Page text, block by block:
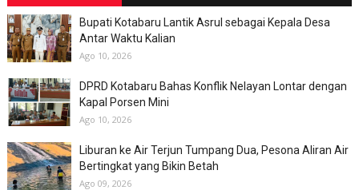
Bupati Kotabaru Lantik Asrul sebagai Kepala Desa
Antar Waktu Kalian
Ago 10, 2026
DPRD Kotabaru Bahas Konflik Nelayan Lontar dengan
Kapal Porsen Mini
Ago 10, 2026
Liburan ke Air Terjun Tumpang Dua, Pesona Aliran Air
Bertingkat yang Bikin Betah
Ago 09, 2026